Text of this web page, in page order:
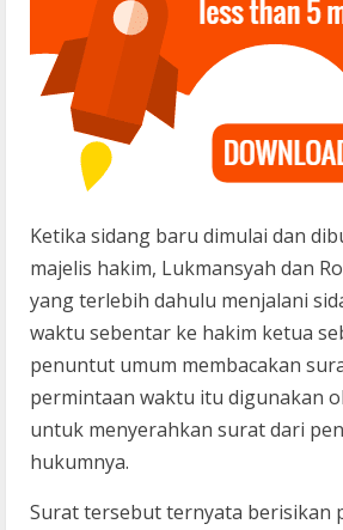
Ketika sidang baru dimulai dan
majelis hakim, Lukmansyah dan
yang terlebih dahulu menjalani
waktu sebentar ke hakim ketua
penuntut umum membacakan
permintaan waktu itu digunakan
untuk menyerahkan surat dari
hukumnya.
Surat tersebut ternyata berisikan